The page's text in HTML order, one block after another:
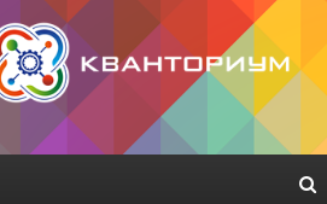
сайт МБОУ